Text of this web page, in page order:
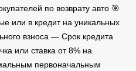
по возврату авто 🎯
или в кредит на уникальных
взноса — Срок кредита
или ставка от 8% на
первоначальным